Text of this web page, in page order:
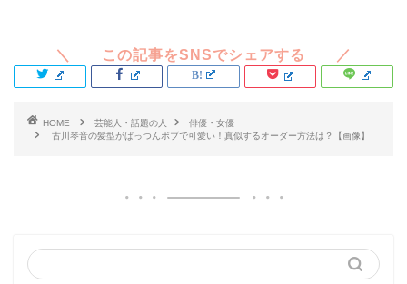
HOME 芸能人・話題の人
俳優・女優
古川琴音の髪型がぱっつんボブで可愛い！真似するオーダー方法は？【画像】